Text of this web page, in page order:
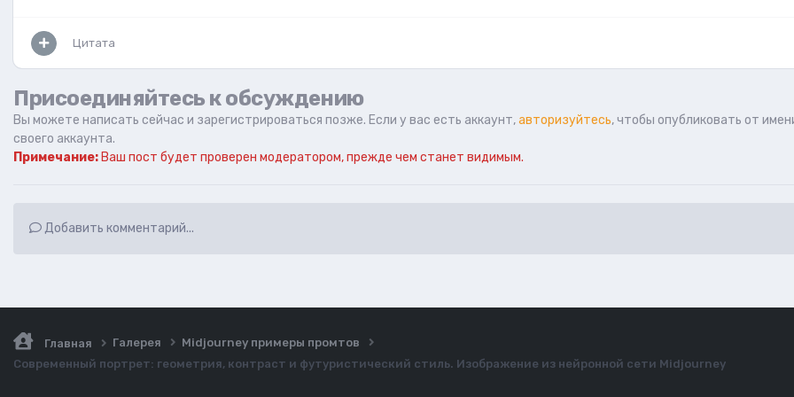
Цитата
Присоединяйтесь к обсуждению
Вы можете написать сейчас и зарегистрироваться позже. Если у вас есть аккаунт,авторизуйтесь, чтобы опубликовать от
своего аккаунта.
Примечание: Ваш пост будет проверен модератором, прежде чем станет видимым.
Добавить комментарий...
Главная Галерея
Midjourney примеры промтов
Современный портрет: геометрия, контраст и футуристический стиль. Изображение из нейронной сети Midjourney